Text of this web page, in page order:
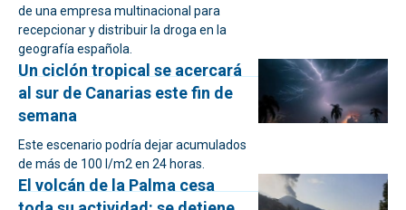
de una empresa multinacional para
recepcionar y distribuir la droga en la
geografía española.
Un ciclón tropical se acercará
al sur de Canarias este fin de
semana
Este escenario podría dejar acumulados
de más de 100 l/m2 en 24 horas.
El volcán de la Palma cesa